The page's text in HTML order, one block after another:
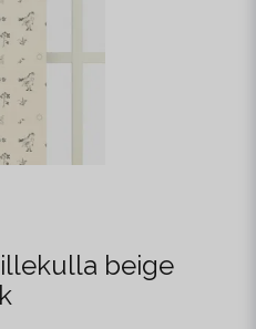
beige